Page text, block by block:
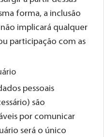
forma, a inclusão
implicará qualquer
participação com as
pessoais
são
por comunicar
será o único